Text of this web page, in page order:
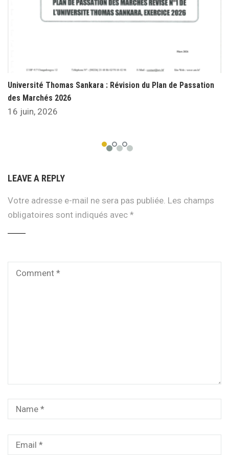
Université Thomas Sankara : Révision du Plan de Passation
des Marchés 2026
16 juin, 2026
LEAVE A REPLY
Votre adresse e-mail ne sera pas publiée. Les champs
obligatoires sont indiqués avec *